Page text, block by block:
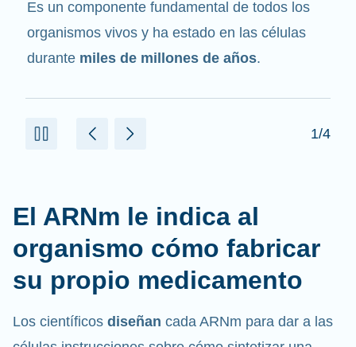
mensajero. Interactúa con otros componentes
de las células que ayudan a sintetizar las
proteínas.
2/4
El ARNm le indica al
organismo cómo fabricar
su propio medicamento
Los científicos diseñan cada ARNm para dar a las